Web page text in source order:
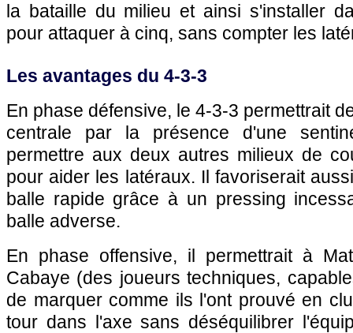
la bataille du milieu et ainsi s'installer
pour attaquer à cinq, sans compter les
Les avantages du 4-3-3
En phase défensive, le 4-3-3 permettrait
centrale par la présence d'une
permettre aux deux autres milieux de
pour aider les latéraux. Il favoriserait
balle rapide grâce à un pressing
balle adverse.
En phase offensive, il permettrait à
Cabaye (des joueurs techniques,
de marquer comme ils l'ont prouvé en
tour dans l'axe sans déséquilibrer